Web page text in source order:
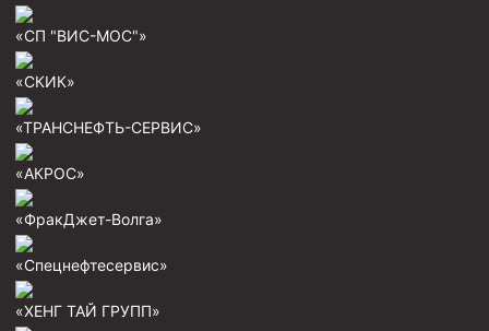
высокого давления
Противовыбросовое оборудование
Системы верхнего привода (СВП)
Элеваторы трубные
Буровые установки
«СП "ВИС-МОС"»
«СКИК»
«ТРАНСНЕФТЬ-СЕРВИС»
«АКРОС»
«ФракДжет-Волга»
«Спецнефтесервис»
«ХЕНГ ТАЙ ГРУПП»